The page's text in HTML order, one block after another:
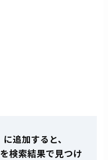
追加すると、
検索結果で見つけ